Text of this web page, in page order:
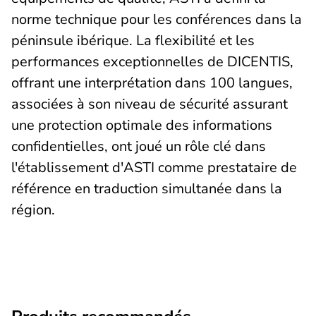
norme technique pour les conférences dans la
péninsule ibérique. La flexibilité et les
performances exceptionnelles de DICENTIS,
offrant une interprétation dans 100 langues,
associées à son niveau de sécurité assurant
une protection optimale des informations
confidentielles, ont joué un rôle clé dans
l'établissement d'ASTI comme prestataire de
référence en traduction simultanée dans la
région.